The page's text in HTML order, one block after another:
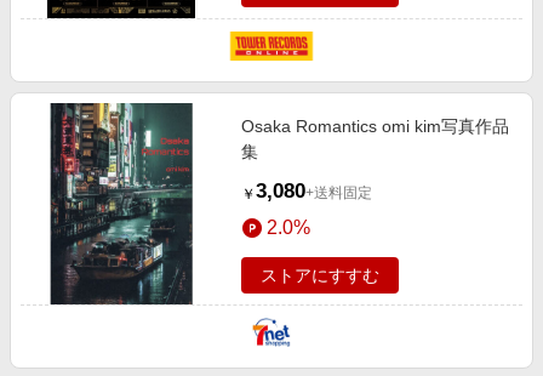
Osaka Romantics omi kim写真作品
集
￥ 3,080+送料固定
2.0%
ストアにすすむ